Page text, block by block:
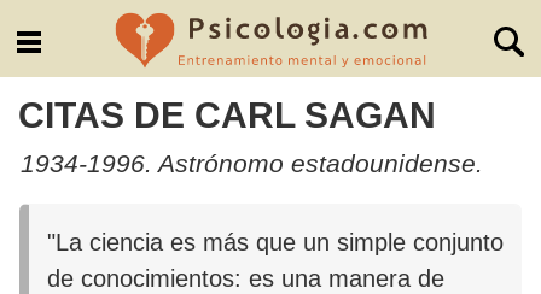
CITAS DE CARL SAGAN
1934-1996. Astrónomo estadounidense.
"La ciencia es más que un simple conjunto
de conocimientos: es una manera de